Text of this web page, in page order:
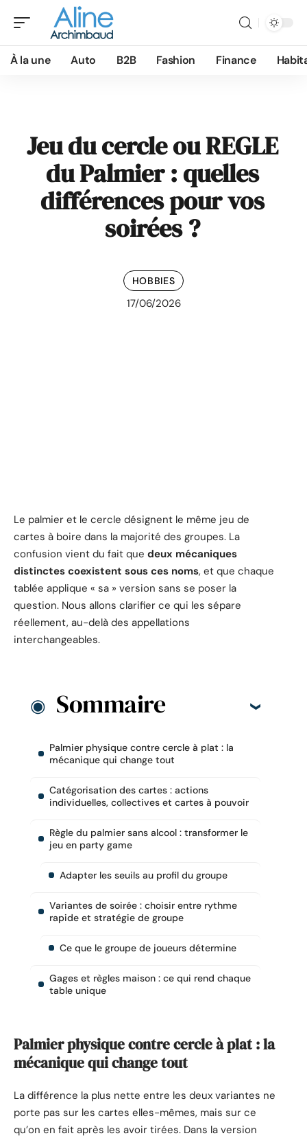
À la une Auto B2B Fashion Finance
Jeu du cercle ou REGLE
du Palmier : quelles
différences pour vos
soirées ?
HOBBIES
17/06/2026
Le palmier et le cercle désignent le même jeu de
cartes à boire dans la majorité des groupes. La
confusion vient du fait que deux mécaniques
distinctes coexistent sous ces noms, et que chaque
tablée applique « sa » version sans se poser la
question. Nous allons clarifier ce qui les sépare
réellement, au-delà des appellations
interchangeables.
Sommaire
Palmier physique contre cercle à plat : la
mécanique qui change tout
Catégorisation des cartes : actions
individuelles, collectives et cartes à pouvoir
Règle du palmier sans alcool : transformer le
jeu en party game
Adapter les seuils au profil du groupe
Variantes de soirée : choisir entre rythme
rapide et stratégie de groupe
Ce que le groupe de joueurs détermine
Gages et règles maison : ce qui rend chaque
table unique
Palmier physique contre cercle à plat : la
mécanique qui change tout
La différence la plus nette entre les deux variantes ne
porte pas sur les cartes elles-mêmes, mais sur ce
qu’on en fait après les avoir tirées. Dans la version